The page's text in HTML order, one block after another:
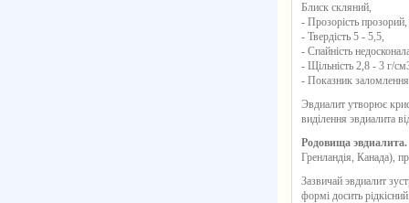
Блиск скляний,
- Прозорість
- Твердість 5 - 5,5,
- Спайність
- Щільність 2,8 - 3 г/
- Показник
Эвдиалит утворює
виділення эвдиалита
Родовища эвдиалита.
Гренландія, Канада),
Зазвичай эвдиалит
формі досить